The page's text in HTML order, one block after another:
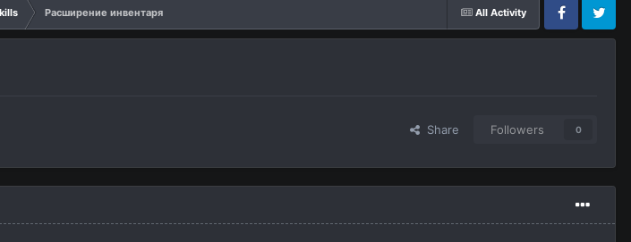
All Activity
Расширение инвентаря
FacebookTwitter
Share Followers 0